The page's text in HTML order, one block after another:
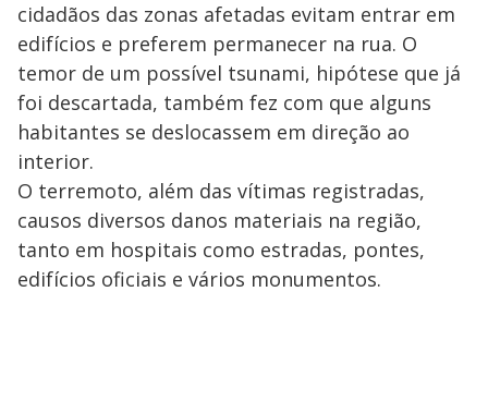
cidadãos das zonas afetadas evitam entrar em
edifícios e preferem permanecer na rua. O
temor de um possível tsunami, hipótese que já
foi descartada, também fez com que alguns
habitantes se deslocassem em direção ao
interior.
O terremoto, além das vítimas registradas,
causos diversos danos materiais na região,
tanto em hospitais como estradas, pontes,
edifícios oficiais e vários monumentos.